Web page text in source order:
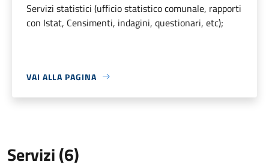
Servizi statistici (ufficio statistico comunale, rapporti
con Istat, Censimenti, indagini, questionari, etc);
VAI ALLA PAGINA
Servizi (6)